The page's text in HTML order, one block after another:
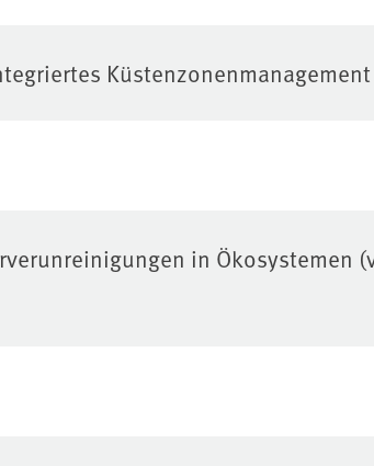
Küstenzonenmanagement
in Ökosystemen